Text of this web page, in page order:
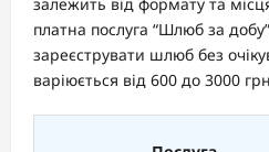
платна послуга “Шлюб за
зареєструвати шлюб без
варіюється від 600 до 3000